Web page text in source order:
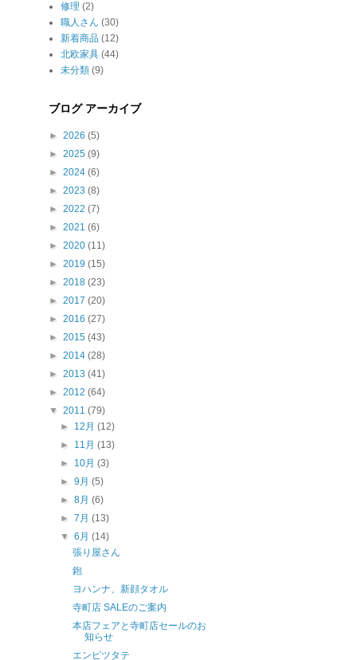
修理 (2)
職人さん (30)
新着商品 (12)
北欧家具 (44)
未分類 (9)
ブログ アーカイブ
► 2026 (5)
► 2025 (9)
► 2024 (6)
► 2023 (8)
► 2022 (7)
► 2021 (6)
► 2020 (11)
► 2019 (15)
► 2018 (23)
► 2017 (20)
► 2016 (27)
► 2015 (43)
► 2014 (28)
► 2013 (41)
► 2012 (64)
▼ 2011 (79)
► 12月(12)
► 11月(13)
► 10月(3)
►9月(5)
►8月(6)
►7月(13)
▼6月(14)
張り屋さん
鉋
ヨハンナ、新顔タオル
寺町店 SALEのご案内
本店フェアと寺町店セールのお
知らせ
エンピツタテ